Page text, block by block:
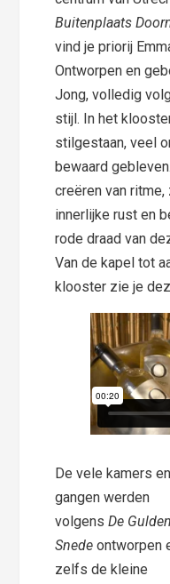
Buitenplaats
vind je priorij
Ontworpen en
Jong, volledig
stijl. In het
stilgestaan, veel
bewaard
creëren van
innerlijke rust en
rode draad van
Van de kapel tot
klooster zie je
De vele kamers en
gangen werden
volgensDe Gulden
Snedeontworpen
zelfs de kleine